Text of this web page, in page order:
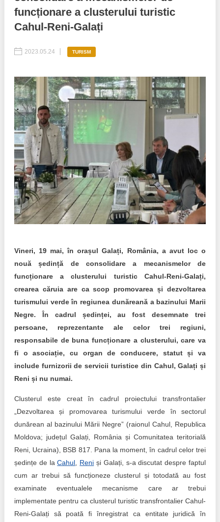
Reports
Procedures manual
Notes & positions
Institutional Charter IDIS
Announcements
IDIS International Advisory Board
Best parctices
People Watch
National Business Agenda
Democratic process
15 minutes of economic realism
Hybrid power
EU-STRAT bulletin
Transparency of state – owned enterprises
Democracy, independence and transparency of key
public institutions in Moldova
Integrity of public procurement in Moldova
Public procurement
funcționare a clusterului turistic
Cahul-Reni-Galați
2023.05.24 TURISM
Vineri, 19 mai, în orașul Galați, România, a avut loc o
nouă ședință de consolidare a mecanismelor de
funcționare a clusterului turistic Cahul-Reni-Galați,
crearea căruia are ca scop promovarea și dezvoltarea
turismului verde în regiunea dunăreană a bazinului Marii
Negre. În cadrul ședinței, au fost desemnate trei
persoane, reprezentante ale celor trei regiuni,
responsabile de buna funcționare a clusterului, care va
fi o asociație, cu organ de conducere, statut și va
include furnizorii de servicii turistice din Cahul, Galați și
Reni și nu numai.
Clusterul este creat în cadrul proiectului transfrontalier
„Dezvoltarea și promovarea turismului verde în sectorul
dunărean al bazinului Mării Negre” (raionul Cahul, Republica
Moldova; județul Galați, România și Comunitatea teritorială
Reni, Ucraina), BSB 817. Pana la moment, în cadrul celor trei
ședințe de laCahul Reni și Galați, s-a discutat despre faptul
cum ar trebui să funcționeze clusterul și totodată au fost
examinate eventualele mecanisme care ar trebui
implementate pentru ca clusterul turistic transfrontalier Cahul-
Reni-Galați să poată fi înregistrat ca entitate juridică în